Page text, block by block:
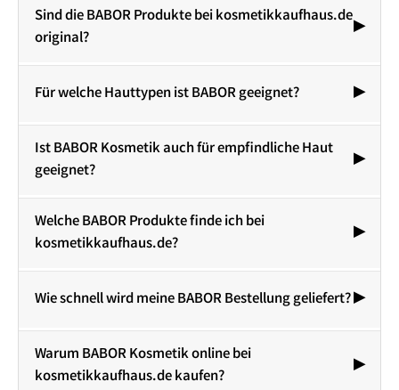
Sind die BABOR Produkte bei kosmetikkaufhaus.de
original?
Für welche Hauttypen ist BABOR geeignet?
Ist BABOR Kosmetik auch für empfindliche Haut
geeignet?
Welche BABOR Produkte finde ich bei
kosmetikkaufhaus.de?
Wie schnell wird meine BABOR Bestellung geliefert?
Warum BABOR Kosmetik online bei
kosmetikkaufhaus.de kaufen?